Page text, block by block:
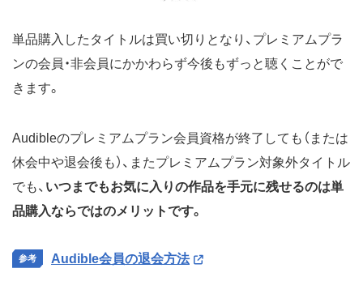
単品購入したタイトルは買い切りとなり、プレミアムプラ
ンの会員・非会員にかかわらず今後もずっと聴くことがで
きます。
Audibleのプレミアムプラン会員資格が終了しても（または
休会中や退会後も）、またプレミアムプラン対象外タイトル
でも、 いつまでもお気に入りの作品を手元に残せるのは単
品購入ならではのメリットです。
Audible会員の退会方法